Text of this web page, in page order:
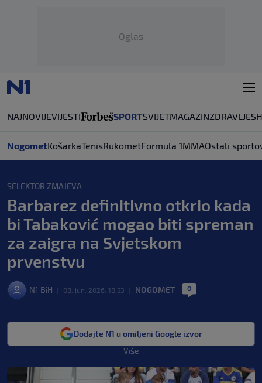
Oglas
NAJNOVIJEVIJESTI SPORTSVIJETMAGAZINZDRAVLJE
NogometKošarkaTenisRukometFormula 1MMAOstali
SELEKTOR ZMAJEVA
Barbarez definitivno otkrio kada
bi Tabaković mogao biti spreman
za zaigra na Svjetskom
prvenstvu
N1 BiH 08. jun. 2026. 18:53 NOGOMET 0
Dodajte N1 u omiljeni Google izvor
Više